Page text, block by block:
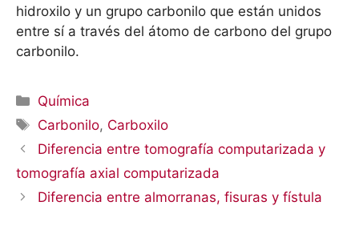
hidroxilo y un grupo carbonilo que están unidos
entre sí a través del átomo de carbono del grupo
carbonilo.
Categorías
Química
Etiquetas
Carbonilo, Carboxilo
Diferencia entre tomografía computarizada y
tomografía axial computarizada
Diferencia entre almorranas, fisuras y fístula